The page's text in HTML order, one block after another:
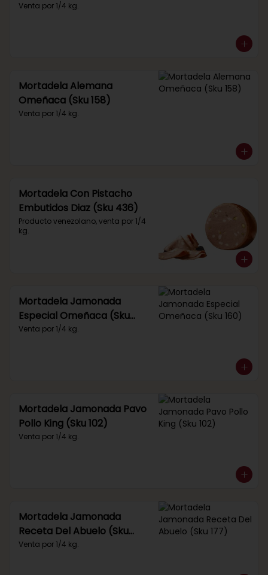
Venta por 1/4 kg.
Mortadela Alemana
Omeñaca (Sku 158)
Venta por 1/4 kg.
Mortadela Con Pistacho
Embutidos Diaz (Sku 436)
Producto venezolano, venta por 1/4
kg.
Mortadela Jamonada
Especial Omeñaca (Sku
160)
Venta por 1/4 kg.
Mortadela Jamonada Pavo
Pollo King (Sku 102)
Venta por 1/4 kg.
Mortadela Jamonada
Receta Del Abuelo (Sku
177)
Venta por 1/4 kg.